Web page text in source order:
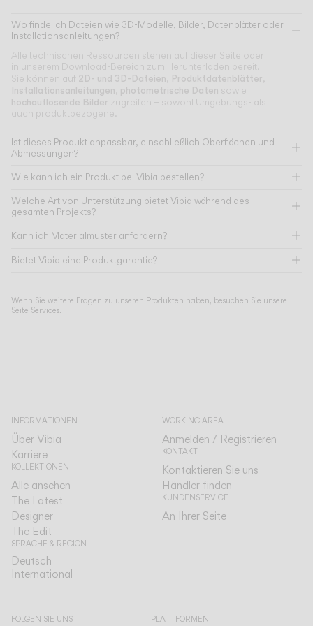
Wo finde ich Dateien wie 3D-Modelle, Bilder, Datenblätter oder
Installationsanleitungen?
Alle technischen Ressourcen stehen auf dieser Seite oder
in unserem Download-Bereich zum Herunterladen bereit.
Sie können auf 2D- und 3D-Dateien Produktdatenblätter
Installationsanleitungen photometrische Daten sowie
hochauflösende Bilder zugreifen – sowohl Umgebungs- als
auch produktbezogene.
Ist dieses Produkt anpassbar, einschließlich Oberflächen und
Abmessungen?
Wie kann ich ein Produkt bei Vibia bestellen?
Welche Art von Unterstützung bietet Vibia während des
gesamten Projekts?
Kann ich Materialmuster anfordern?
Bietet Vibia eine Produktgarantie?
Wenn Sie weitere Fragen zu unseren Produkten haben, besuchen Sie unsere
Seite Services.
INFORMATIONEN
Über Vibia
Karriere
KOLLEKTIONEN
Alle ansehen
The Latest
Designer
The Edit
SPRACHE & REGION
Deutsch
International
WORKING AREA
Anmelden / Registrieren
KONTAKT
Kontaktieren Sie uns
Händler finden
KUNDENSERVICE
An Ihrer Seite
FOLGEN SIE UNS PLATTFORMEN